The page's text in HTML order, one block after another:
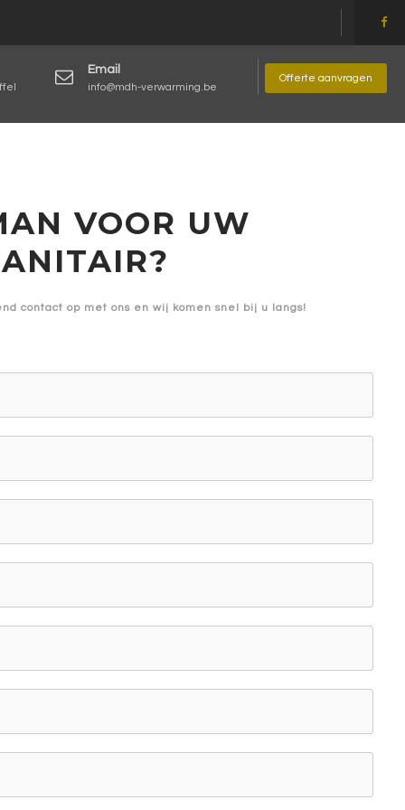
Email
info@mdh-verwarming.be
Offerte aanvragen
VOOR UW
contact op met ons en wij komen snel bij u langs!